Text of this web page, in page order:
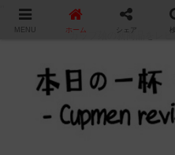
カップ麺の新商品をレビ
MENU ホーム シェア